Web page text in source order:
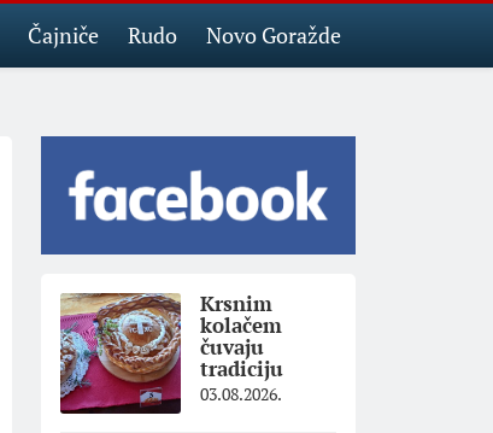
Čajniče Rudo Novo Goražde
Krsnim
kolačem
čuvaju
tradiciju
03.08.2026.